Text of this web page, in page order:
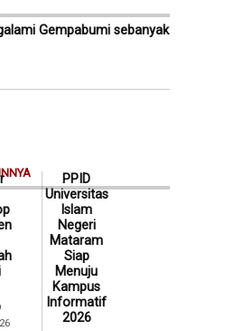
Gempabumi sebanyak
PPID
Universitas
Islam
Negeri
Mataram
Siap
Menuju
Kampus
Informatif
2026